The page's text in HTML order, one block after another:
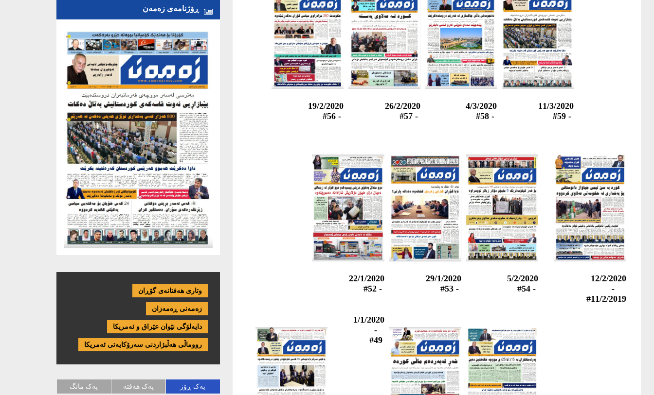
11/3/2020
- #59
4/3/2020
- #58
26/2/2020
- #57
19/2/2020
- #56
12/2/2020
-
#11/2/2019
5/2/2020
- #54
29/1/2020
- #53
22/1/2020
- #52
1/1/2020
-
#49
ڕۆژنامەی زەمەن
وتاری هەفتانەی گۆڕان
زەمەنی ڕەمەزان
دایەلۆگی نێوان عێراق و ئەمریكا
رووماڵی هەڵبژاردنی سەرۆکایەتی ئەمریکا
یەک ڕۆژ یەک هەفتە یەک مانگ